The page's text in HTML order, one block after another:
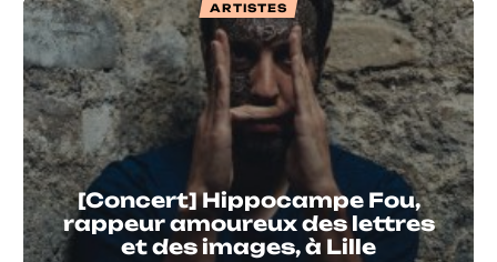
ARTISTES
[Concert] Hippocampe Fou,
rappeur amoureux des lettres
et des images, à Lille